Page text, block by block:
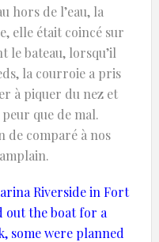
hors de l’eau, la
elle était coincé sur
le bateau, lorsqu’il
la courroie a pris
à piquer du nez et
que de mal.
de comparé à nos
Riversidein Fort
outtheboat for a
, some were planned